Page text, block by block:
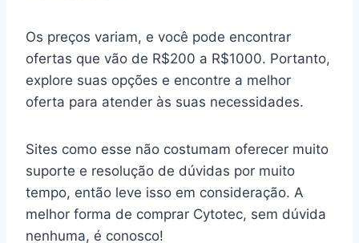
Os preços variam, e você pode encontrar
ofertas que vão de R$200 a R$1000. Portanto,
explore suas opções e encontre a melhor
oferta para atender às suas necessidades.
Sites como esse não costumam oferecer muito
suporte e resolução de dúvidas por muito
tempo, então leve isso em consideração. A
melhor forma de comprar Cytotec, sem dúvida
nenhuma, é conosco!